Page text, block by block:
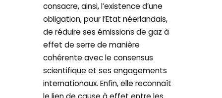
consacre, ainsi, l’existence d’une
obligation, pour l’Etat néerlandais,
de réduire ses émissions de gaz à
effet de serre de manière
cohérente avec le consensus
scientifique et ses engagements
internationaux. Enfin, elle reconnaît